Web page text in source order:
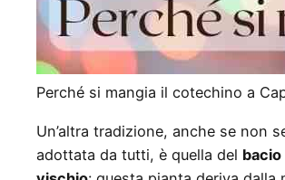
Perché si mangia il cotechino a
Un’altra tradizione, anche se non
adottata da tutti, è quella del